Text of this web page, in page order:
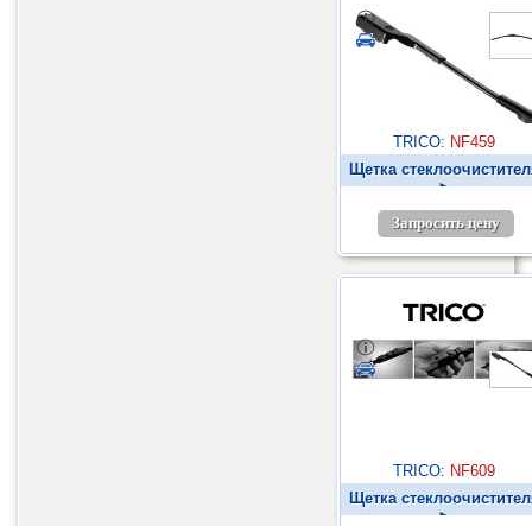
TRICO: NF459
Щетка
►
Запросить цену
TRICO: NF609
Щетка
►